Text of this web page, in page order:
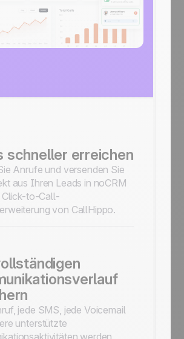
schneller erreichen
Anrufe und versenden Sie
aus Ihren Leads in noCRM
Click-to-Call-
von CallHippo.
jede SMS, jede Voicemail
unterstützte
werden